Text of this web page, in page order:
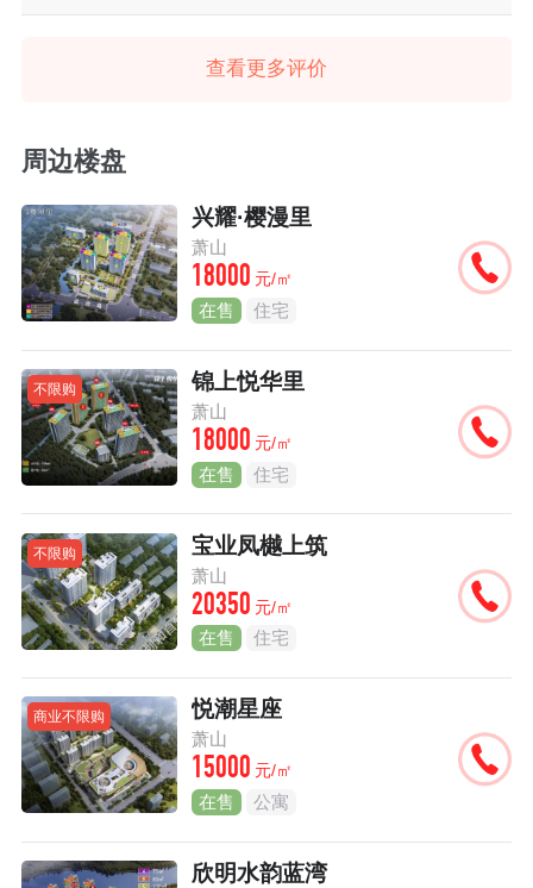
查看更多评价
周边楼盘
兴耀·樱漫里
萧山
18000 元/㎡
在售 住宅
不限购 锦上悦华里
萧山
18000 元/㎡
在售 住宅
不限购 宝业凤樾上筑
萧山
20350 元/㎡
在售 住宅
商业不限购 悦潮星座
萧山
15000 元/㎡
在售 公寓
欣明水韵蓝湾